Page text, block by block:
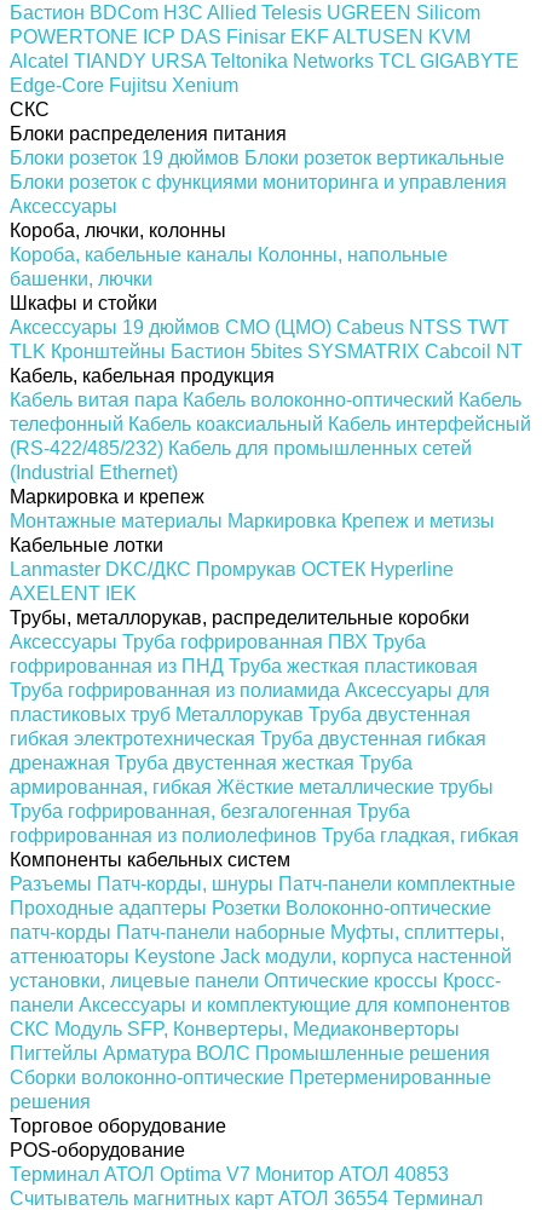
Бастион BDCom H3C Allied Telesis UGREEN Silicom
POWERTONE ICP DAS Finisar EKFALTUSEN KVM
Alcatel TIANDY URSA Teltonika Networks TCL GIGABYTE
Edge-Core Fujitsu Xenium
СКС
Блоки распределения питания
Блоки розеток 19 дюймов Блоки розеток вертикальные
Блоки розеток с функциями мониторинга и управления
Аксессуары
Короба, лючки, колонны
Короба, кабельные каналы Колонны, напольные
башенки, лючки
Шкафы и стойки
Аксессуары 19 дюймов CMO (ЦМО) Cabeus NTSS TWT
TLK Кронштейны Бастион 5bites SYSMATRIX Cabcoil
NT
Кабель, кабельная продукция
Кабель витая пара Кабель волоконно-оптический Кабель
телефонный Кабель коаксиальный Кабель интерфейсный
(RS-422/485/232) Кабель для промышленных сетей
(Industrial Ethernet)
Маркировка и крепеж
Монтажные материалы Маркировка Крепеж и метизы
Кабельные лотки
Lanmaster DKC/ДКС Промрукав ОСТЕК Hyperline
AXELENT IEK
Трубы, металлорукав, распределительные коробки
Аксессуары Труба гофрированная ПВХ Труба
гофрированная из ПНД Труба жесткая пластиковая
Труба гофрированная из полиамида Аксессуары для
пластиковых труб Металлорукав Труба двустенная
гибкая электротехническая Труба двустенная гибкая
дренажная Труба двустенная жесткая Труба
армированная, гибкая Жёсткие металлические трубы
Труба гофрированная, безгалогенная Труба
гофрированная из полиолефинов Труба гладкая, гибкая
Компоненты кабельных систем
Разъемы Патч-корды, шнуры Патч-панели комплектные
Проходные адаптеры Розетки Волоконно-оптические
патч-корды Патч-панели наборные Муфты, сплиттеры,
аттенюаторы Keystone Jack модули, корпуса настенной
установки, лицевые панели Оптические кроссы Кросс-
панели Аксессуары и комплектующие для компонентов
СКС Модуль SFP, Конвертеры, Медиаконверторы
Пигтейлы Арматура ВОЛС Промышленные решения
Сборки волоконно-оптические Претерменированные
решения
Торговое оборудование
POS-оборудование
Терминал АТОЛ Optima V7 Монитор АТОЛ 40853
Считыватель магнитных карт АТОЛ 36554 Терминал